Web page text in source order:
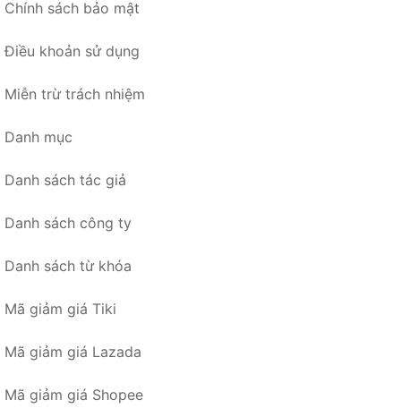
Chính sách bảo mật
Điều khoản sử dụng
Miễn trừ trách nhiệm
Danh mục
Danh sách tác giả
Danh sách công ty
Danh sách từ khóa
Mã giảm giá Tiki
Mã giảm giá Lazada
Mã giảm giá Shopee